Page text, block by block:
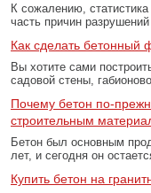
К сожалению,
часть причин
Как сделать бетонный
Вы хотите сами
садовой стены,
Почему бетон по-
строительным
Бетон был основным
лет, и сегодня он
Купить бетон на